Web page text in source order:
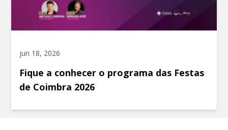
jun 18, 2026
Fique a conhecer o programa das Festas
de Coimbra 2026